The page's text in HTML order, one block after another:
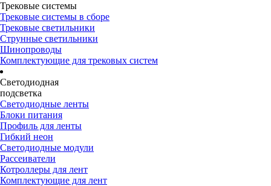
Трековые системы
Трековые системы в сборе
Трековые светильники
Струнные светильники
Шинопроводы
Комплектующие для трековых систем
Светодиодная
подсветка
Светодиодные ленты
Блоки питания
Профиль для ленты
Гибкий неон
Светодиодные модули
Рассеиватели
Котроллеры для лент
Комплектующие для лент